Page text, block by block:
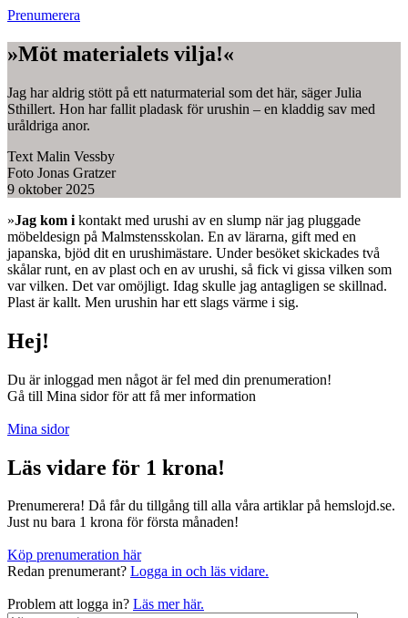
Prenumerera
»Möt materialets vilja!«
Jag har aldrig stött på ett naturmaterial som det här, säger Julia
Sthillert. Hon har fallit pladask för urushin – en kladdig sav med
uråldriga anor.
Text Malin Vessby
Foto Jonas Gratzer
9 oktober 2025
»Jag kom i kontakt med urushi av en slump när jag pluggade
möbeldesign på Malmstensskolan. En av lärarna, gift med en
japanska, bjöd dit en urushimästare. Under besöket skickades två
skålar runt, en av plast och en av urushi, så fick vi gissa vilken som
var vilken. Det var omöjligt. Idag skulle jag antagligen se skillnad.
Plast är kallt. Men urushin har ett slags värme i sig.
Hej!
Du är inloggad men något är fel med din prenumeration!
Gå till Mina sidor för att få mer information
Mina sidor
Läs vidare för 1 krona!
Prenumerera! Då får du tillgång till alla våra artiklar på hemslojd.se.
Just nu bara 1 krona för första månaden!
Köp prenumeration här
Redan prenumerant? Logga in och läs vidare.
Problem att logga in? Läs mer här.